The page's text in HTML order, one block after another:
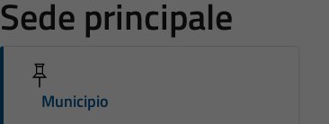
Sede principale
Municipio